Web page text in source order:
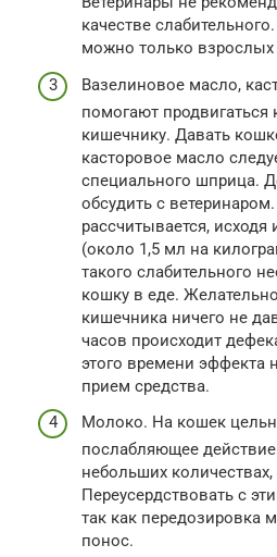
качестве
можно только
Вазелиновое масло,
помогают
кишечнику. Давать
касторовое масло
специального шприца.
обсудить с
рассчитывается,
(около 1,5 мл на
такого слабительного
кошку в еде.
кишечника ничего не
часов происходит
этого времени эффекта
прием средства.
Молоко. На кошек
послабляющее
небольших
Переусердствовать с
так как передозировка
понос.